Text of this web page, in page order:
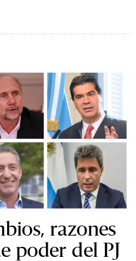
razones
poder del PJ